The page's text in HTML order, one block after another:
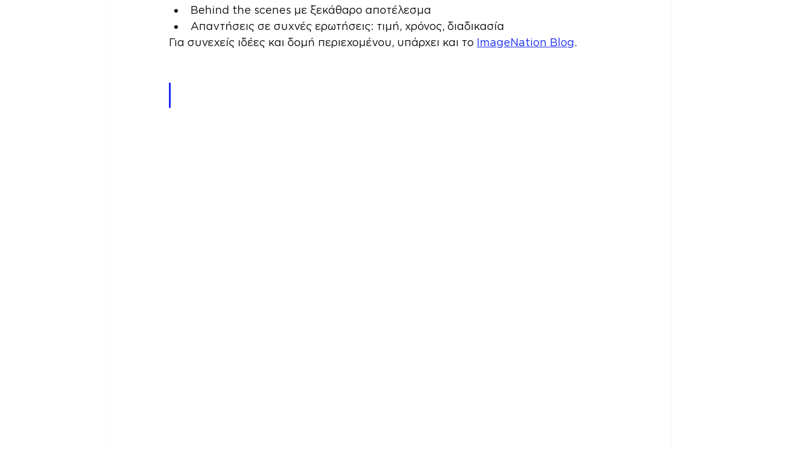
Behind the scenes με ξεκάθαρο αποτέλεσμα
Απαντήσεις σε συχνές ερωτήσεις: τιμή, χρόνος, διαδικασία
Για συνεχείς ιδέες και δομή περιεχομένου, υπάρχει και το ImageNation Blog.